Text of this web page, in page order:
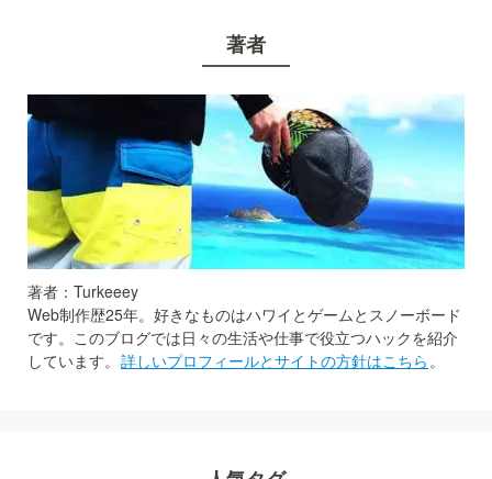
著者
著者：Turkeeey
Web制作歴25年。好きなものはハワイとゲームとスノーボード
です。このブログでは日々の生活や仕事で役立つハックを紹介
しています。 詳しいプロフィールとサイトの方針はこちら 。